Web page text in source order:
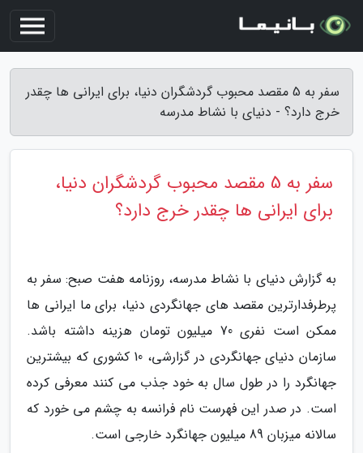
سفر به 5 مقصد محبوب گردشگران دنیا، برای ایرانی ها چقدر
خرج دارد؟ - دنیای با نشاط مدرسه
سفر به 5 مقصد محبوب گردشگران دنیا،
برای ایرانی ها چقدر خرج دارد؟
به گزارش دنیای با نشاط مدرسه، روزنامه هفت صبح: سفر به
پرطرفدارترین مقصد های جهانگردی دنیا، برای ما ایرانی ها
ممکن است نفری 70 میلیون تومان هزینه داشته باشد.
سازمان دنیای جهانگردی در گزارشی، 10 کشوری که بیشترین
جهانگرد را در طول سال به خود جذب می کنند معرفی کرده
است. در صدر این فهرست نام فرانسه به چشم می خورد که
سالانه میزبان 89 میلیون جهانگرد خارجی است.